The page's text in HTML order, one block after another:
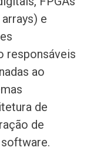
e
responsáveis
ao
de
de